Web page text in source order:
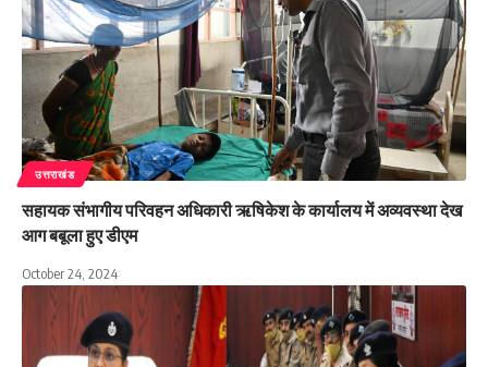
उत्तराखंड
सहायक संभागीय परिवहन अधिकारी ऋषिकेश के कार्यालय में अव्यवस्था देख
आग बबूला हुए डीएम
October 24, 2024